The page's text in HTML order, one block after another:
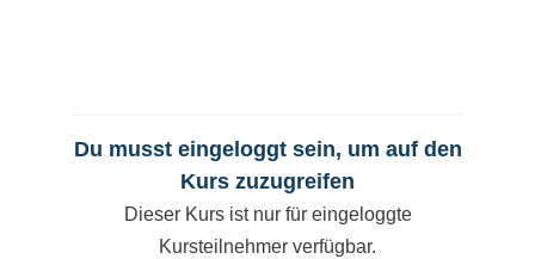
Du musst eingeloggt sein, um auf den
Kurs zuzugreifen
Dieser Kurs ist nur für eingeloggte
Kursteilnehmer verfügbar.